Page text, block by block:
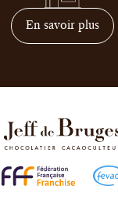
En savoir plussur